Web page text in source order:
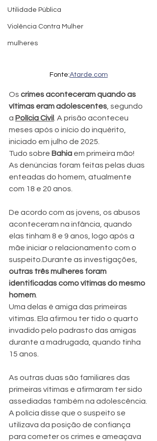
Utilidade Pública
Violência Contra Mulher
mulheres
Fonte:Atarde.com
Os crimes aconteceram quando as
vítimas eram adolescentes , segundo
a Polícia Civil . A prisão aconteceu
meses após o início do inquérito,
iniciado em julho de 2025.
Tudo sobre Bahia em primeira mão!
As denúncias foram feitas pelas duas
enteadas do homem, atualmente
com 18 e 20 anos.
De acordo com as jovens, os abusos
aconteceram na infância, quando
elas tinham 8 e 9 anos, logo após a
mãe iniciar o relacionamento com o
suspeito. Durante as investigações,
outras três mulheres foram
identificadas como vítimas do mesmo
homem
Uma delas é amiga das primeiras
vítimas. Ela afirmou ter tido o quarto
invadido pelo padrasto das amigas
durante a madrugada, quando tinha
15 anos.
As outras duas são familiares das
primeiras vítimas e afirmaram ter sido
assediadas também na adolescência.
A polícia disse que o suspeito se
utilizava da posição de confiança
para cometer os crimes e ameaçava